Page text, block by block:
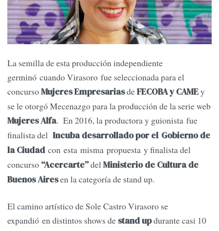
La semilla de esta producción independiente
germinó cuando Virasoro fue seleccionada para el
concursoMujeres EmpresariasdeFECOBA y CAMEy
se le otorgó Mecenazgo para la producción de la serie web
Mujeres Alfa. En 2016, la productora y guionista fue
finalista del Incuba desarrollado por el Gobierno de
la Ciudad con esta misma propuesta y finalista del
concurso “Acercarte”delMinisterio de Cultura de
Buenos Airesen la categoría de stand up.
El camino artístico de Sole Castro Virasoro se
expandió en distintos shows de stand updurante casi 10